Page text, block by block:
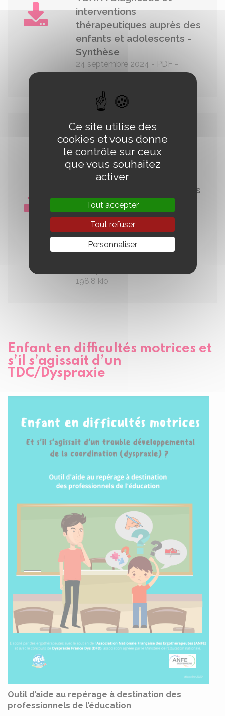
interventions
thérapeutiques auprès des
enfants et adolescents -
Synthèse
24 septembre 2024 - PDF -
484.4 kio
Trouble du
neurodéveloppement/
TDAH : Diagnostic et
interventions
thérapeutiques auprès des
enfants et adolescents -
Fiche de suivi du
traitement
méthylphénidate chez
198.8 kio
Enfant en difficultés motrices et
s’il s’agissait d’un
TDC/Dyspraxie
Outil d’aide au repérage à destination des
professionnels de l’éducation
Ce site utilise des
cookies et vous donne
le contrôle sur ceux
que vous souhaitez
activer
Tout accepter
Tout refuser
Personnaliser